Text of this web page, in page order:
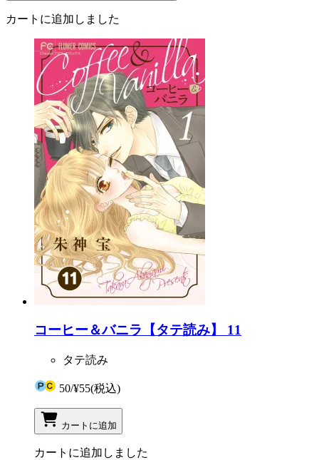
カートに追加しました
コーヒー＆バニラ【タテ読み】 11
タテ読み
50/¥55(税込)
カートに追加
カートに追加しました